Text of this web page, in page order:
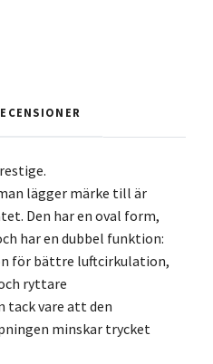
lägger märke till är
Den har en oval form,
har en dubbel funktion:
för bättre luftcirkulation,
ryttare
tack vare att den
minskar trycket